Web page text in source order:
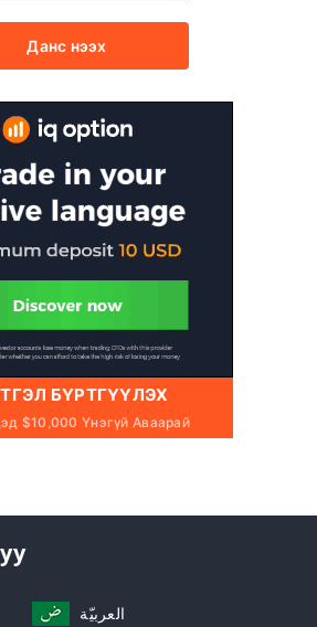
Данс нээх
БҮРТГҮҮЛЭХ
$10,000 Үнэгүй Аваарай
العربيّة